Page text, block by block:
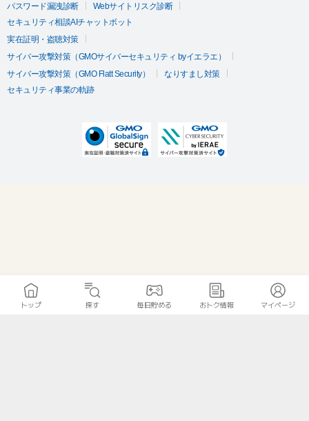
パスワード漏洩診断
Webサイトリスク診断
セキュリティ相談AIチャットボット
実在証明・盗聴対策
サイバー攻撃対策（GMOサイバーセキュリティ byイエラエ）
サイバー攻撃対策（GMO Flatt Security）
なりすまし対策
セキュリティ事業の軌跡
トップ 探す 毎日貯める おトク情報 マイページ